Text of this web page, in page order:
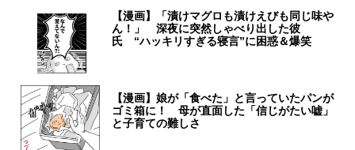
【漫画】「漬けマグロも漬けえびも同じ味や
ん！」 深夜に突然しゃべり出した彼
氏 “ハッキリすぎる寝言”に困惑＆爆笑
【漫画】娘が「食べた」と言っていたパンが
ゴミ箱に！ 母が直面した「信じがたい嘘」
と子育ての難しさ